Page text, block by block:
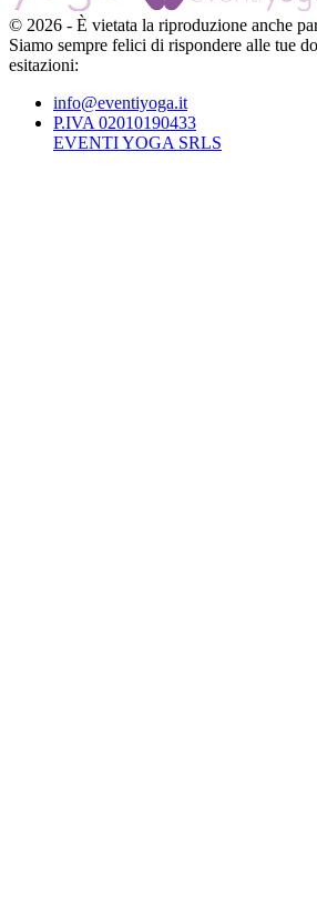
© 2026 - È vietata la riproduzione anche
Siamo sempre felici di rispondere alle tue
esitazioni:
info@eventiyoga.it
P.IVA 02010190433
EVENTI YOGA SRLS